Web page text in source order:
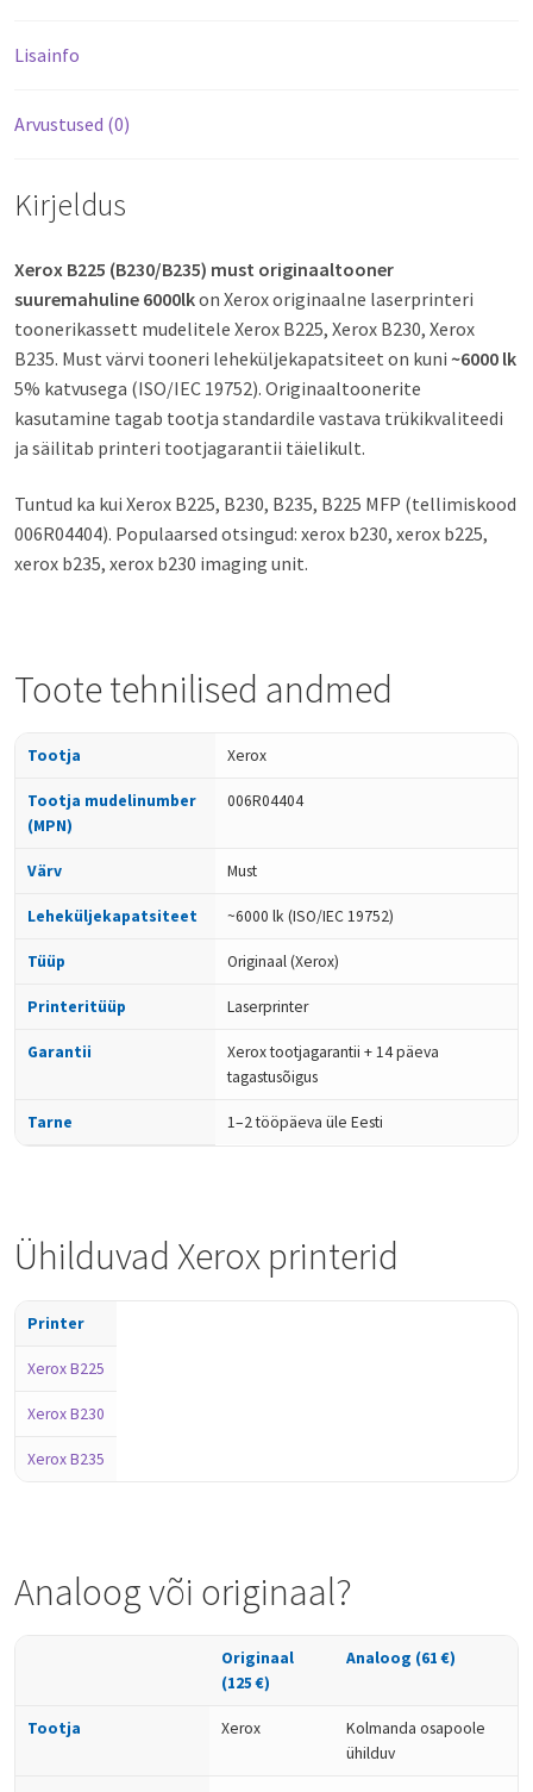
Lisainfo
Arvustused (0)
Kirjeldus
Xerox B225 (B230/B235) must originaaltooner
suuremahuline 6000lkon Xerox originaalne laserprinteri
toonerikassett mudelitele Xerox B225, Xerox B230, Xerox
B235. Must värvi tooneri leheküljekapatsiteet on kuni ~6000 lk
5% katvusega (ISO/IEC 19752). Originaaltoonerite
kasutamine tagab tootja standardile vastava trükikvaliteedi
ja säilitab printeri tootjagarantii täielikult.
Tuntud ka kui Xerox B225, B230, B235, B225 MFP (tellimiskood
006R04404). Populaarsed otsingud: xerox b230, xerox b225,
xerox b235, xerox b230 imaging unit.
Toote tehnilised andmed
Tootja Xerox
Tootja mudelinumber
(MPN)
006R04404
Värv Must
Leheküljekapatsiteet ~6000 lk (ISO/IEC 19752)
Tüüp Originaal (Xerox)
Printeritüüp Laserprinter
Garantii
Xerox tootjagarantii + 14 päeva
tagastusõigus
Tarne 1–2 tööpäeva üle Eesti
Ühilduvad Xerox printerid
Printer
Xerox B225
Xerox B230
Xerox B235
Analoog või originaal?
Originaal
(125 €)
Analoog (61 €)
Tootja Xerox
Kolmanda osapoole
ühilduv